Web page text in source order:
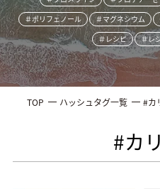
＃ポリフェノール
＃マグネシウム
＃レシピ
＃レ
TOP ハッシュタグ一覧 #カ
#カ